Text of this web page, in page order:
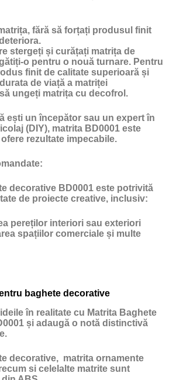
fără să forțați produsul finit
stergeți și curățați matrița de
o pentru o nouă turnare. Pentru
finit de calitate superioară și
de viață a matriței
ungeți matrița cu decofrol .
ești un începător sau un expert în
(DIY), matrita BD0001 este
rezultate impecabile.
decorative BD0001 este potrivită
de proiecte creative, inclusiv:
pereților interiori sau exteriori
spațiilor comerciale și multe
baghete decorative
în realitate cu Matrita Baghete
și adaugă o notă distinctivă
decorative, matrita ornamente
si celelalte matrite sunt